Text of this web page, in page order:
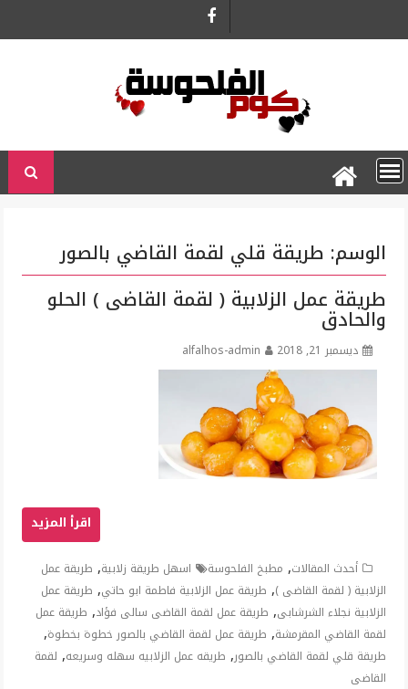
الوسم: طريقة قلي لقمة القاضي بالصور
طريقة عمل الزلابية ( لقمة القاضى ) الحلو
والحادق
ديسمبر 21, 2018 alfalhos-admin
أحدث المقالات, مطبخ الفلحوسة اسهل طريقة زلابية, طريقة عمل
الزلابية ( لقمة القاضى ), طريقة عمل الزلابية فاطمة ابو حاتي, طريقة عمل
الزلابية نجلاء الشرشابى, طريقة عمل لقمة القاضى سالى فؤاد, طريقة عمل
لقمة القاضي المقرمشة, طريقة عمل لقمة القاضي بالصور خطوة بخطوة,
طريقة قلي لقمة القاضي بالصور, طريقه عمل الزلابيه سهله وسريعه, لقمة
القاضى